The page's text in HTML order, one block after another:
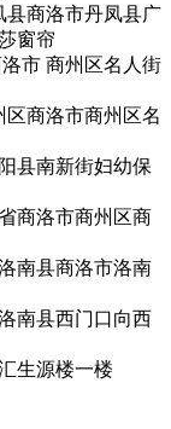
县商洛市丹凤县广
窗帘
市 商州区名人街
商洛市商州区名
县南新街妇幼保
商洛市商州区商
南县商洛市洛南
南县西门口向西
生源楼一楼